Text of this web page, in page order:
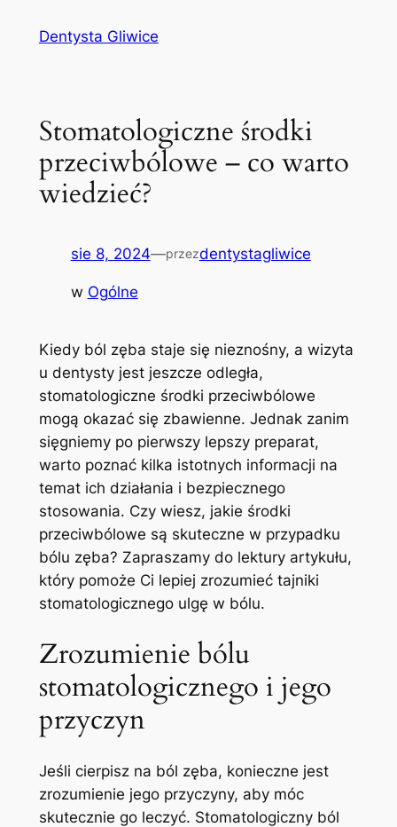
Dentysta Gliwice
Stomatologiczne środki
przeciwbólowe – co warto
wiedzieć?
sie 8, 2024—przezdentystagliwice
w Ogólne
Kiedy ból zęba staje się nieznośny, a⁢ wizyta
⁤u‌ dentysty jest jeszcze odległa, ​
stomatologiczne środki przeciwbólowe
mogą okazać się zbawienne. Jednak zanim
sięgniemy po pierwszy lepszy preparat,⁣
warto poznać kilka istotnych informacji na
temat ich ⁤działania i bezpiecznego
stosowania. ⁤Czy wiesz, jakie⁤ środki
⁣przeciwbólowe są skuteczne w przypadku
⁢bólu‌ zęba? Zapraszamy do lektury ‍artykułu,
który​ pomoże Ci lepiej zrozumieć tajniki⁤
stomatologicznego ulgę w ‍bólu.
Zrozumienie bólu
stomatologicznego i jego
‍przyczyn
Jeśli cierpisz na ból zęba, konieczne ⁣jest
zrozumienie jego‌ przyczyny,⁣ aby móc
skutecznie go leczyć. Stomatologiczny ból